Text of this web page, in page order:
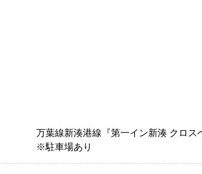
万葉線新湊港線『第一イン新湊 クロ
※駐車場あり